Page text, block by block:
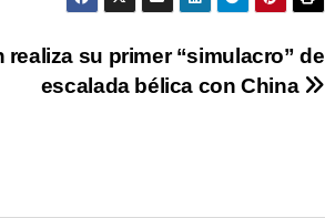
realiza su primer “simulacro” de
escalada bélica con China